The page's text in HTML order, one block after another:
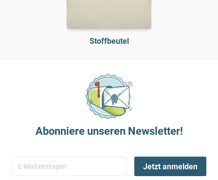
Stoffbeutel
Abonniere unseren Newsletter!
Jetzt anmelden